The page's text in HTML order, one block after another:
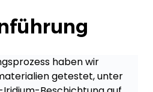
haben wir
getestet, unter